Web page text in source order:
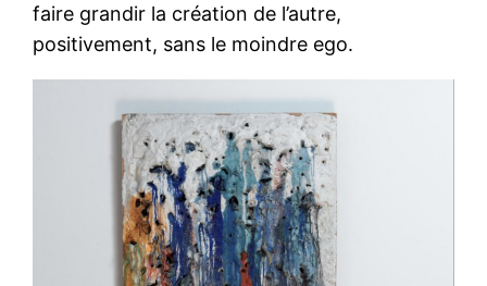
faire grandir la création de l’autre,
positivement, sans le moindre ego.